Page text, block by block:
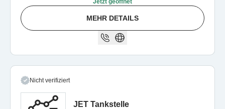
Jetzt geöffnet
MEHR DETAILS
Nicht verifiziert
JET Tankstelle